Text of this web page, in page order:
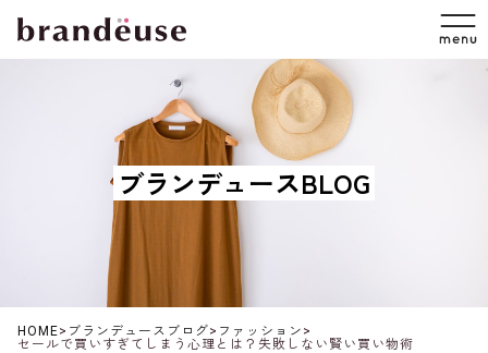
ブランデュースBLOG
HOME> ブランデュースブログ> ファッション >
セールで買いすぎてしまう心理とは？失敗しない賢い買い物術